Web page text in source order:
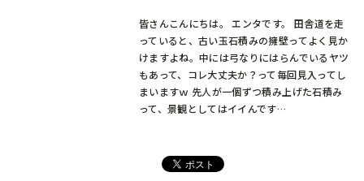
皆さんこんにちは。 エンタです。 田舎道を走
っていると、古い玉石積みの擁壁ってよく見か
けますよね。中には弓なりにはらんでいるヤツ
もあって、コレ大丈夫か？って毎回見入ってし
まいますｗ 先人が一個ずつ積み上げた石積み
って、景観としてはイイんです…